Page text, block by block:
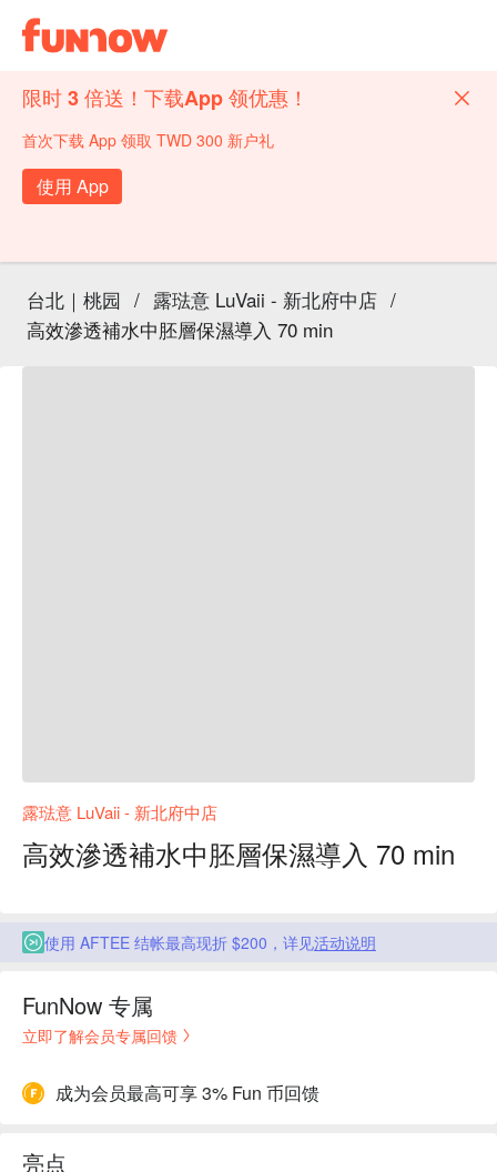
限时 3 倍送！下载App 领优惠！
首次下载 App 领取 TWD 300 新户礼
使用 App
台北｜桃园 / 露琺意 LuVaii - 新北府中店 /
高效滲透補水中胚層保濕導入 70 min
露琺意 LuVaii - 新北府中店
高效滲透補水中胚層保濕導入 70 min
使用 AFTEE 结帐最高现折 $200，详见活动说明
FunNow 专属
立即了解会员专属回馈
成为会员最高可享 3% Fun 币回馈
亮点